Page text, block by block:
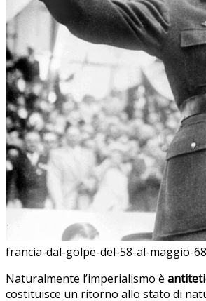
francia-dal-golpe-del-58-al-maggio-
Naturalmente l’imperialismo è
costituisce un ritorno allo stato di